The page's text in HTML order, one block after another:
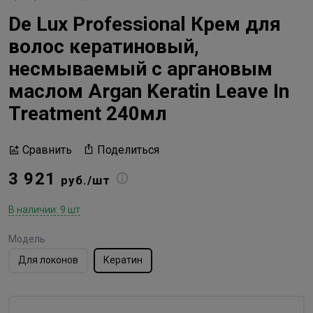
De Lux Professional Крем для
волос кератиновый,
несмываемый с аргановым
маслом Argan Keratin Leave In
Treatment 240мл
Сравнить Поделиться
3 921 руб./шт
В наличии: 9 шт
Модель
Для локонов
Кератин